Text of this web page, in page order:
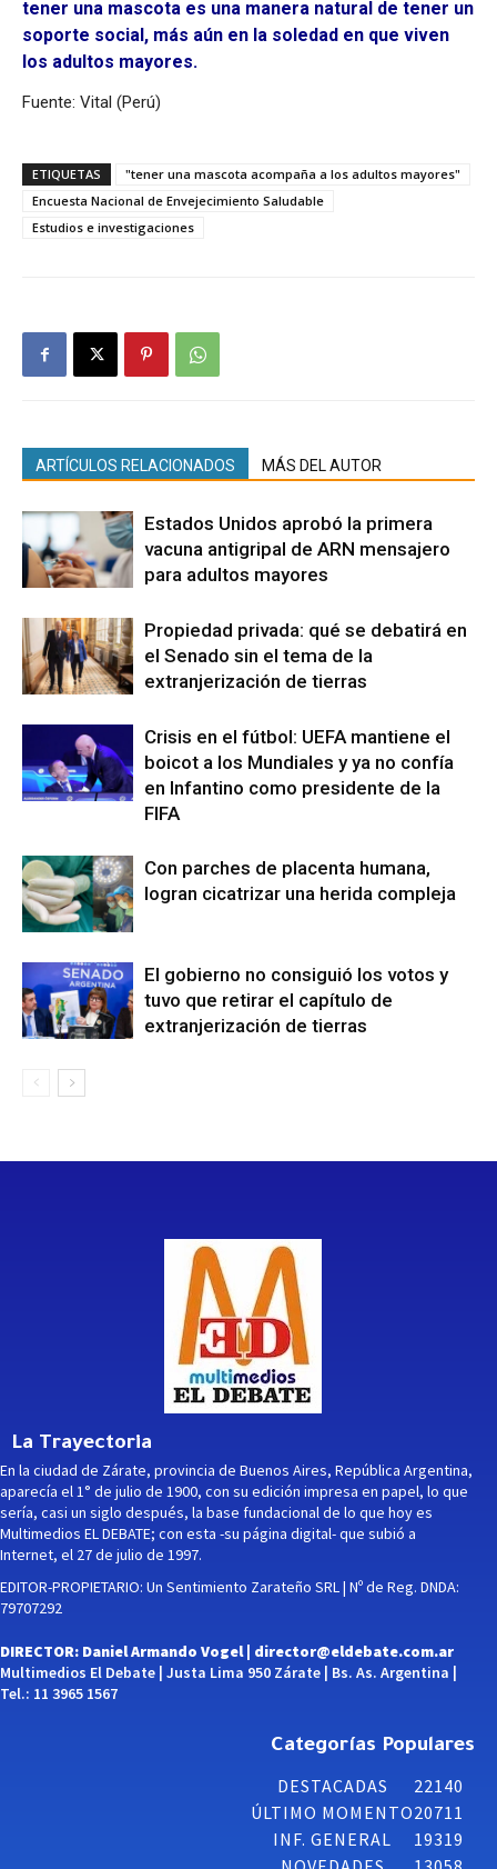
tener una mascota es una manera natural de tener un
soporte social, más aún en la soledad en que viven
los adultos mayores.
Fuente: Vital (Perú)
ETIQUETAS
"tener una mascota acompaña a los adultos mayores"
Encuesta Nacional de Envejecimiento Saludable
Estudios e investigaciones
ARTÍCULOS RELACIONADOS MÁS DEL AUTOR
Estados Unidos aprobó la primera
vacuna antigripal de ARN mensajero
para adultos mayores
Propiedad privada: qué se debatirá en
el Senado sin el tema de la
extranjerización de tierras
Crisis en el fútbol: UEFA mantiene el
boicot a los Mundiales y ya no confía
en Infantino como presidente de la
FIFA
Con parches de placenta humana,
logran cicatrizar una herida compleja
El gobierno no consiguió los votos y
tuvo que retirar el capítulo de
extranjerización de tierras
La Trayectoria
En la ciudad de Zárate, provincia de Buenos Aires, República Argentina,
aparecía el 1° de julio de 1900, con su edición impresa en papel, lo que
sería, casi un siglo después, la base fundacional de lo que hoy es
Multimedios EL DEBATE; con esta -su página digital- que subió a
Internet, el 27 de julio de 1997.
EDITOR-PROPIETARIO: Un Sentimiento Zarateño SRL | Nº de Reg. DNDA:
79707292
DIRECTOR: Daniel Armando Vogel | director@eldebate.com.ar
Multimedios El Debate | Justa Lima 950 Zárate | Bs. As. Argentina |
Tel.: 11 3965 1567
Categorías Populares
DESTACADAS
22140
ÚLTIMO MOMENTO20711
INF. GENERAL
19319